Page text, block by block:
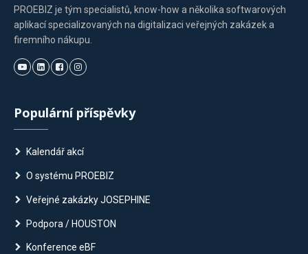
PROEBIZ je tým specialistů, know-how a několika softwarových
aplikací specializovaných na digitalizaci veřejných zakázek a
firemního nákupu.
Populární příspěvky
Kalendář akcí
O systému PROEBIZ
Veřejné zakázky JOSEPHINE
Podpora / HOUSTON
Konference eBF